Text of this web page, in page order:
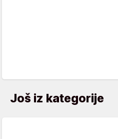
Još iz kategorije